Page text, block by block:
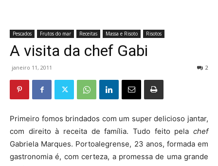
Pescados Frutos do mar Receitas Massa e Risoto Risotos
A visita da chef Gabi
janeiro 11, 2011 2
Primeiro fomos brindados com um super delicioso jantar,
com direito à receita de família. Tudo feito pela chef
Gabriela Marques. Portoalegrense, 23 anos, formada em
gastronomia é, com certeza, a promessa de uma grande